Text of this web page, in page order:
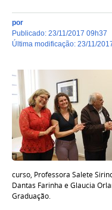
por
publicado: 23/11/2017 09h37
última modificação: 23/11/
curso, Professora Salete
Dantas Farinha e Glaucia
Graduação.